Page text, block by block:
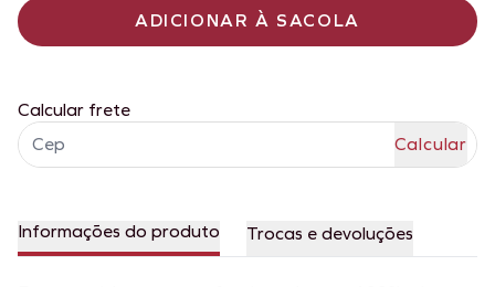
ADICIONAR À SACOLA
Calcular frete
Informações do produto Trocas e devoluções